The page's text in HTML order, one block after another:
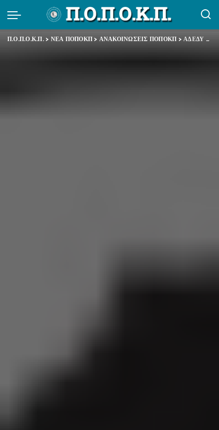
Π.Ο.Π.Ο.Κ.Π.> ΝΕΑ ΠΟΠΟΚΠ > ΑΝΑΚΟΙΝΩΣΕΙΣ ΠΟΠΟΚΠ >ΑΔΕΔΥ – Η απεργία – αποχή από τις διαδικασίες “αξιολόγησης” συνεχίζεται κανονικά